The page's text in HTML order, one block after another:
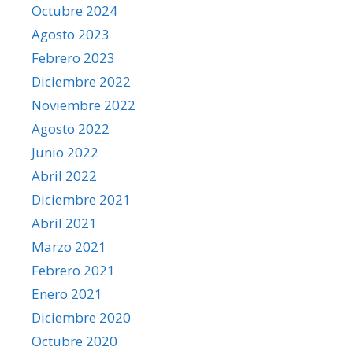
Octubre 2024
Agosto 2023
Febrero 2023
Diciembre 2022
Noviembre 2022
Agosto 2022
Junio 2022
Abril 2022
Diciembre 2021
Abril 2021
Marzo 2021
Febrero 2021
Enero 2021
Diciembre 2020
Octubre 2020